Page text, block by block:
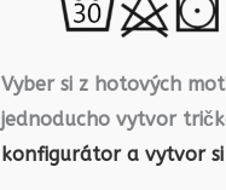
Vyber si z hotových
jednoducho vytvor
konfigurátor a vytvor